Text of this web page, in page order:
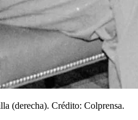
(derecha). Crédito: Colprensa.